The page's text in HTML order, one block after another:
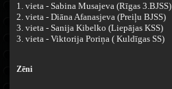
1. vieta - Sabina Musajeva (Rīgas 3.BJSS)
2. vieta - Diāna Afanasjeva (Preiļu BJSS)
3. vieta - Sanija Kibelko (Liepājas KSS)
3. vieta - Viktorija Poriņa ( Kuldīgas SS)
Zēni